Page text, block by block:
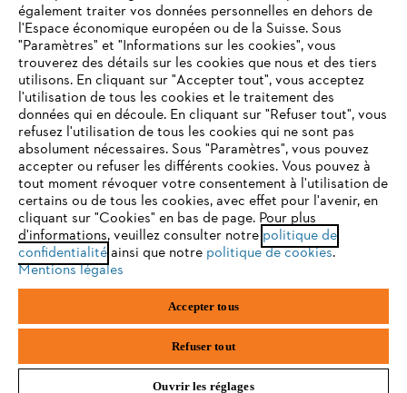
VOTRE NAVIGATEUR INTERNET
N'EST PLUS PRIS EN CHARGE
Vous utilisez un navigateur Internet que nous ne prenons plus
en charge, et certaines fonctionnalités de notre site ne
peuvent fonctionner correctement. Pour une utilisation
optimale de notre site, nous vous recommandons de passer à
l'un des navigateurs suivants :
firefox chrome
également traiter vos données personnelles en dehors de
l'Espace économique européen ou de la Suisse. Sous
"Paramètres" et "Informations sur les cookies", vous
trouverez des détails sur les cookies que nous et des tiers
utilisons. En cliquant sur "Accepter tout", vous acceptez
l'utilisation de tous les cookies et le traitement des
données qui en découle. En cliquant sur "Refuser tout", vous
refusez l'utilisation de tous les cookies qui ne sont pas
absolument nécessaires. Sous "Paramètres", vous pouvez
accepter ou refuser les différents cookies. Vous pouvez à
tout moment révoquer votre consentement à l'utilisation de
certains ou de tous les cookies, avec effet pour l'avenir, en
cliquant sur "Cookies" en bas de page. Pour plus
d'informations, veuillez consulter notre politique de
confidentialitéainsi que notre politique de cookies.
Mentions légales
Accepter tous
Refuser tout
Ouvrir les réglages